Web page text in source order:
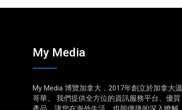
My Media
My Media 博覽加拿大，2017年創立於加拿大溫
哥華。 我們提供全方位的資訊服務平台、優質